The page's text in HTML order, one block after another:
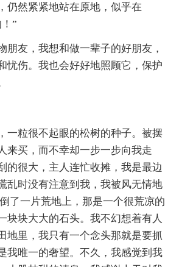
仍然紧紧地站在原地，似乎在
”
朋友，我想和做一辈子的好朋友，
忧伤。我也会好好地照顾它，保护
一粒很不起眼的松树的种子。被摆
来买，而不幸却一步一步向我走
的很大，主人连忙收摊，我是最边
乱时没有注意到我，我被风无情地
了一片荒地上，那是一个很荒凉的
块块大大的石头。我不幻想着有人
地里，我只有一个念头那就是要抓
我唯一的奢望。不久，我感觉到我